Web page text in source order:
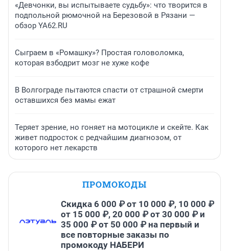
«Девчонки, вы испытываете судьбу»: что творится в
подпольной рюмочной на Березовой в Рязани —
обзор YA62.RU
Сыграем в «Ромашку»? Простая головоломка,
которая взбодрит мозг не хуже кофе
В Волгограде пытаются спасти от страшной смерти
оставшихся без мамы ежат
Теряет зрение, но гоняет на мотоцикле и скейте. Как
живет подросток с редчайшим диагнозом, от
которого нет лекарств
ПРОМОКОДЫ
Скидка 6 000 ₽ от 10 000 ₽, 10 000 ₽
от 15 000 ₽, 20 000 ₽ от 30 000 ₽ и
35 000 ₽ от 50 000 ₽ на первый и
все повторные заказы по
промокоду НАБЕРИ